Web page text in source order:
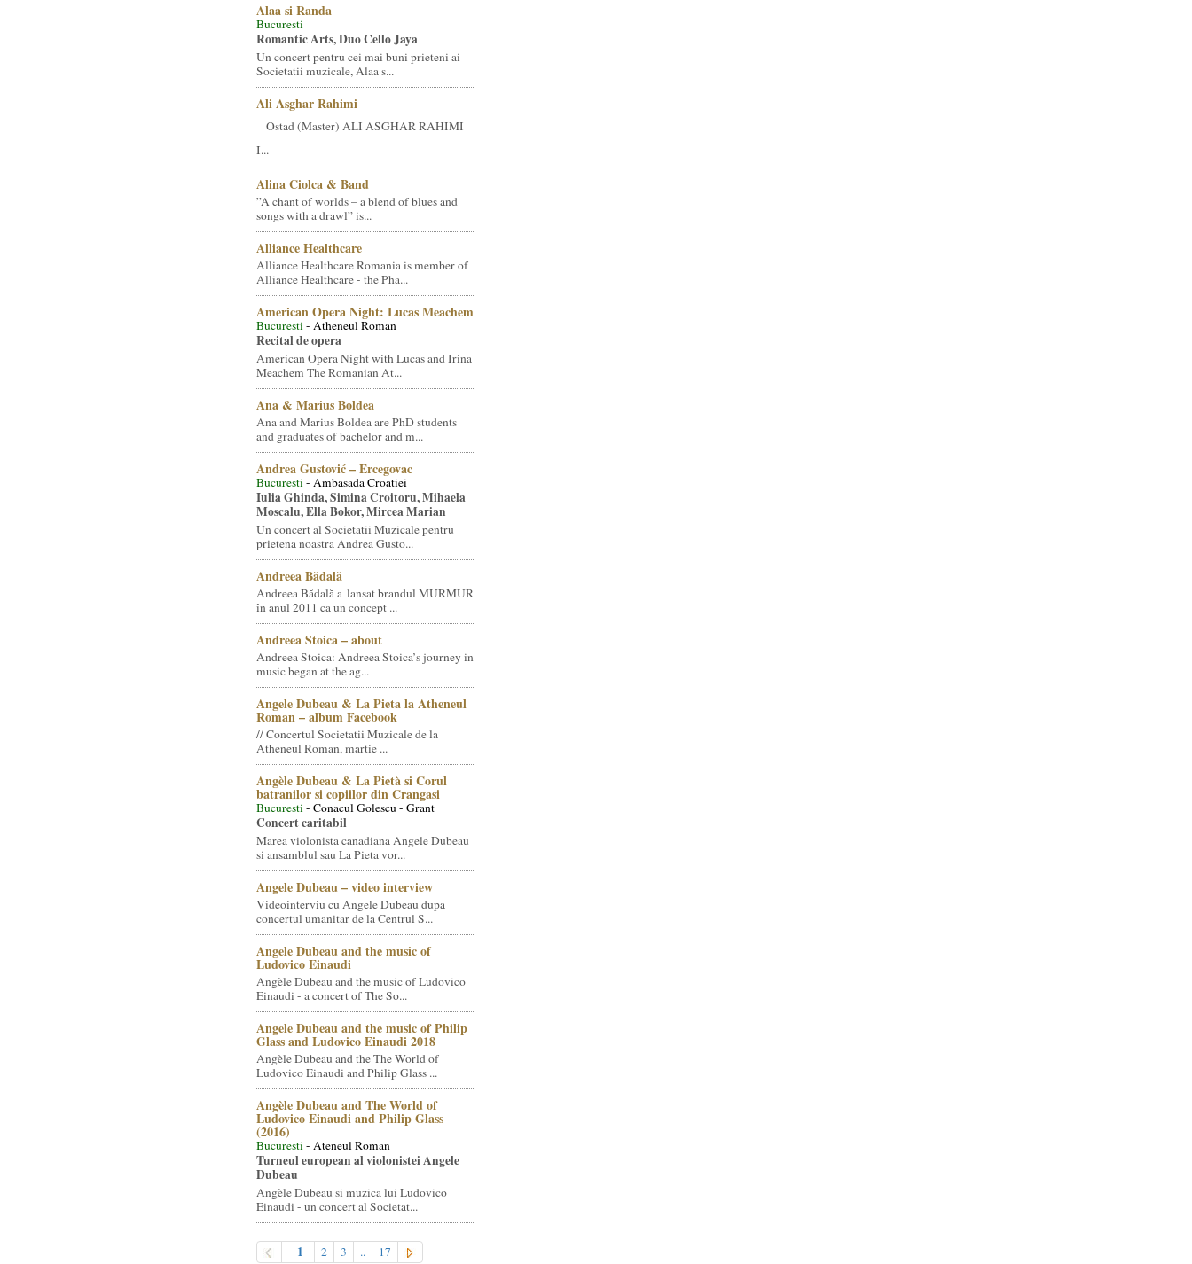
Alaa si Randa
Bucuresti
Romantic Arts, Duo Cello Jaya
Un concert pentru cei mai buni prieteni ai
Societatii muzicale, Alaa s...
Ali Asghar Rahimi
Ostad (Master) ALI ASGHAR RAHIMI
I...
Alina Ciolca & Band
”A chant of worlds – a blend of blues and
songs with a drawl” is...
Alliance Healthcare
Alliance Healthcare Romania is member of
Alliance Healthcare - the Pha...
American Opera Night: Lucas Meachem
Bucuresti- Atheneul Roman
Recital de opera
American Opera Night with Lucas and Irina
Meachem The Romanian At...
Ana & Marius Boldea
Ana and Marius Boldea are PhD students
and graduates of bachelor and m...
Andrea Gustović – Ercegovac
Bucuresti- Ambasada Croatiei
Iulia Ghinda, Simina Croitoru, Mihaela
Moscalu, Ella Bokor, Mircea Marian
Un concert al Societatii Muzicale pentru
prietena noastra Andrea Gusto...
Andreea Bădală
Andreea Bădală a lansat brandul MURMUR
în anul 2011 ca un concept ...
Andreea Stoica – about
Andreea Stoica: Andreea Stoica’s journey in
music began at the ag...
Angele Dubeau & La Pieta la Atheneul
Roman – album Facebook
// Concertul Societatii Muzicale de la
Atheneul Roman, martie ...
Angèle Dubeau & La Pietà si Corul
batranilor si copiilor din Crangasi
Bucuresti- Conacul Golescu - Grant
Concert caritabil
Marea violonista canadiana Angele Dubeau
si ansamblul sau La Pieta vor...
Angele Dubeau – video interview
Videointerviu cu Angele Dubeau dupa
concertul umanitar de la Centrul S...
Angele Dubeau and the music of
Ludovico Einaudi
Angèle Dubeau and the music of Ludovico
Einaudi - a concert of The So...
Angele Dubeau and the music of Philip
Glass and Ludovico Einaudi 2018
Angèle Dubeau and the The World of
Ludovico Einaudi and Philip Glass ...
Angèle Dubeau and The World of
Ludovico Einaudi and Philip Glass
(2016)
Bucuresti- Ateneul Roman
Turneul european al violonistei Angele
Dubeau
Angèle Dubeau si muzica lui Ludovico
Einaudi - un concert al Societat...
1 2 3 .. 17